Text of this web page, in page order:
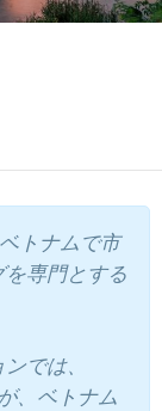
トナムで市
専門とする
では、
、ベトナム